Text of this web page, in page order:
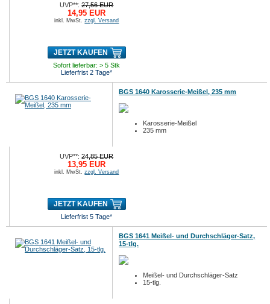
UVP**:27,56 EUR
14,95 EUR
inkl. MwSt.zzgl. Versand
JETZT KAUFEN
Sofort lieferbar: > 5 Stk
Lieferfrist 2 Tage*
BGS 1640 Karosserie-Meißel, 235 mm
Karosserie-Meißel
235 mm
UVP**:24,85 EUR
13,95 EUR
inkl. MwSt.zzgl. Versand
JETZT KAUFEN
Lieferfrist 5 Tage*
BGS 1641 Meißel- und Durchschläger-Satz,
15-tlg.
Meißel- und Durchschläger-Satz
15-tlg.